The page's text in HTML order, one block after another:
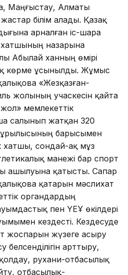
Маңғыстау, Алматы
білім алады. Қазақ
арналған іс-шара
назарына
Абылай ханның өмірі
көрме ұсынылды. Жұмыс
«Жезқазған-
жолының учаскесін қайта
мемлекеттік
салынып жатқан 320
барысымен
хатшы, сондай-ақ мұз
манежі бар спорт
ашылуына қатысты. Сапар
қатарын мәслихат
органдардың
пен ҮЕҰ өкілдері
кездесті. Кездесуде
жоспарын жүзеге асыру
белсенділігін арттыру,
қолдау, рухани-отбасылық
отбасылық-